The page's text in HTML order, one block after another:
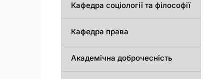
Кафедра соціології та філософії
Кафедра права
Академічна доброчесність